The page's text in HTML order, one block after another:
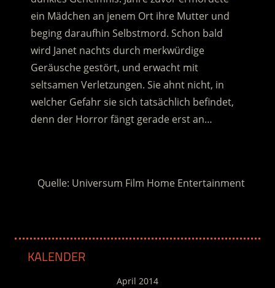
ein Mädchen an jenem Ort ihre Mutter und
beging daraufhin Selbstmord. Schon bald
wird Janet nachts durch merkwürdige
Geräusche gestört, und erwacht mit
seltsamen Verletzungen. Sie ahnt nicht, in
welcher Gefahr sie sich tatsächlich befindet,
denn der Horror fängt gerade erst an…
Quelle: Universum Film Home Entertainment
KALENDER
April 2014